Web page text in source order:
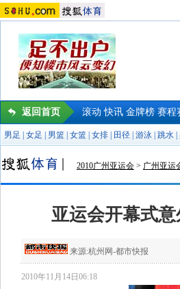
返回首页 滚动 快讯 金牌榜 赛程
男足 女足 男篮 女篮 女排 田径 游泳 跳水
2010广州亚运会 > 广州亚运
亚运会开幕式
来源:杭州网-都市快报
2010年11月14日06:18